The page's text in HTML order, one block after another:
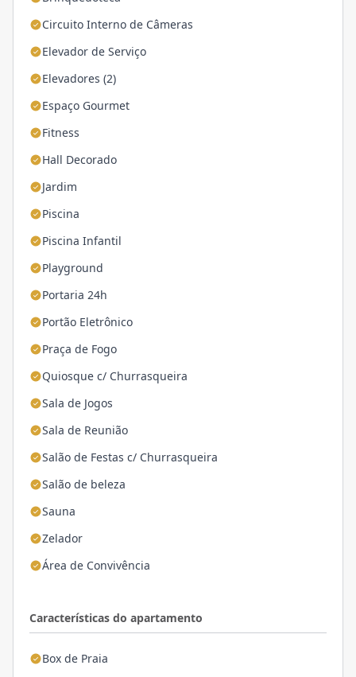
Circuito Interno de Câmeras
Elevador de Serviço
Elevadores (2)
Espaço Gourmet
Fitness
Hall Decorado
Jardim
Piscina
Piscina Infantil
Playground
Portaria 24h
Portão Eletrônico
Praça de Fogo
Quiosque c/ Churrasqueira
Sala de Jogos
Sala de Reunião
Salão de Festas c/ Churrasqueira
Salão de beleza
Sauna
Zelador
Área de Convivência
Características do apartamento
Box de Praia